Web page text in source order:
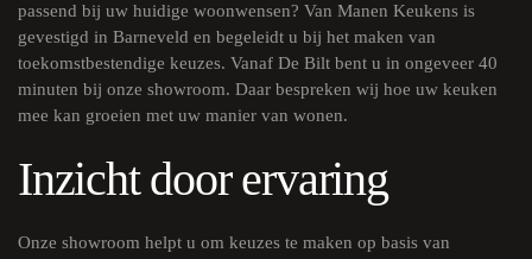
passend bij uw huidige woonwensen? Van Manen Keukens is
gevestigd in Barneveld en begeleidt u bij het maken van
toekomstbestendige keuzes. Vanaf De Bilt bent u in ongeveer 40
minuten bij onze showroom. Daar bespreken wij hoe uw keuken
mee kan groeien met uw manier van wonen.
Inzicht door ervaring
Onze showroom helpt u om keuzes te maken op basis van